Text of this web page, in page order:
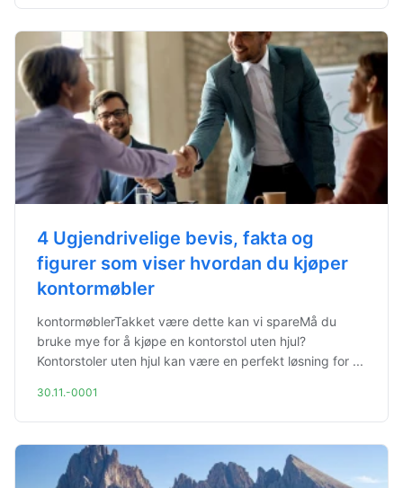
4 Ugjendrivelige bevis, fakta og
figurer som viser hvordan du kjøper
kontormøbler
kontormøblerTakket være dette kan vi spareMå du
bruke mye for å kjøpe en kontorstol uten hjul?
Kontorstoler uten hjul kan være en perfekt løsning for ...
30.11.-0001